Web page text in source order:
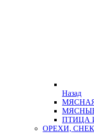
Назад
ПТИЦА
ОРЕХИ,